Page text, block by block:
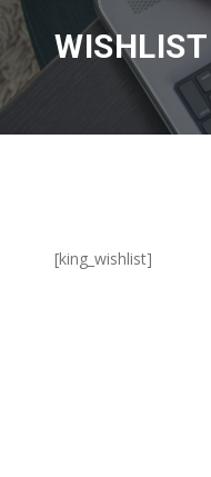
WISHLIST
[king_wishlist]